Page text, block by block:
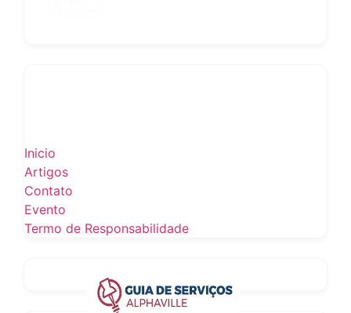
Inicio
Artigos
Contato
Evento
Termo de Responsabilidade